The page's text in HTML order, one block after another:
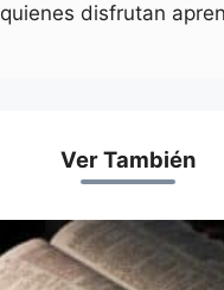
quienes disfrutan
Ver También